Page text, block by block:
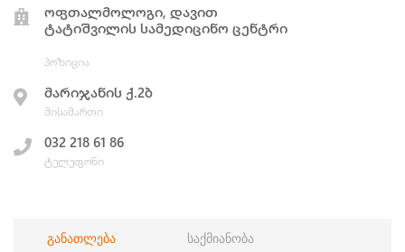
ოფთალმოლოგი, დავით
ტატიშვილის სამედიცინო ცენტრი
პოზიცია
მარიჯანის ქ.2ბ
მისამართი
032 218 61 86
ტელეფონი
განათლება საქმიანობა